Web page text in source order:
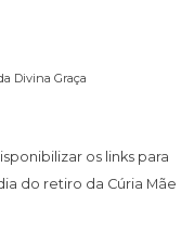
Divina Graça
os links para
do retiro da Cúria Mãe